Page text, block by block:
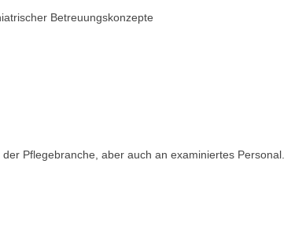
Betreuungskonzepte
Pflegebranche, aber auch an examiniertes Personal.